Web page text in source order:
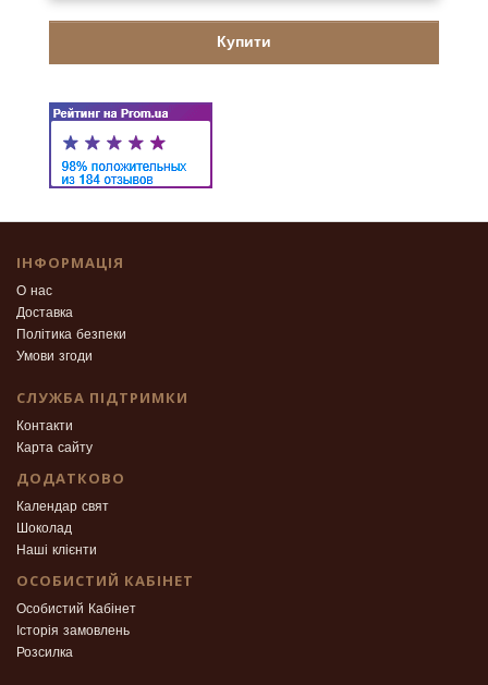
Купити
ІНФОРМАЦІЯ
О нас
Доставка
Політика безпеки
Умови згоди
СЛУЖБА ПІДТРИМКИ
Контакти
Карта сайту
ДОДАТКОВО
Календар свят
Шоколад
Наші клієнти
ОСОБИСТИЙ КАБІНЕТ
Особистий Кабінет
Історія замовлень
Розсилка